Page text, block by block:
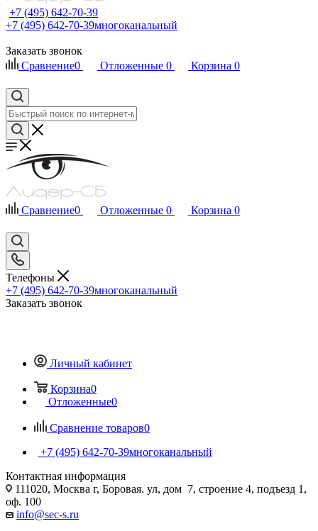
+7 (495) 642-70-39
+7 (495) 642-70-39многоканальный
Заказать звонок
Сравнение0 Отложенные 0 Корзина 0
Сравнение0 Отложенные 0 Корзина 0
Телефоны
+7 (495) 642-70-39многоканальный
Заказать звонок
Личный кабинет
Корзина0
Отложенные0
Сравнение товаров0
+7 (495) 642-70-39многоканальный
Контактная информация
111020, Москва г, Боровая. ул, дом 7, строение 4, подъезд 1,
оф. 100
info@sec-s.ru